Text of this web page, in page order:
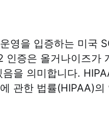
영을 입증하는 미국
인증은 올거나이즈가
을 의미합니다.
관한 법률(HIPAA)의